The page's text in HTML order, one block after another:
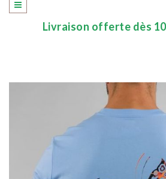
Livraison offerte dès